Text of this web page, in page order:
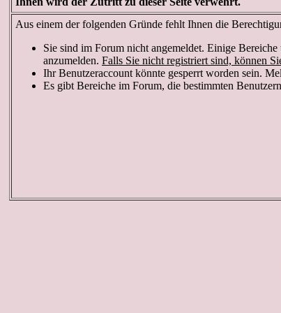
Aus einem der folgenden Gründe fehlt Ihnen die
Sie sind im Forum nicht angemeldet. Einige
anzumelden. Falls Sie nicht registriert sind, können
Ihr Benutzeraccount könnte gesperrt worden sein.
Es gibt Bereiche im Forum, die bestimmten